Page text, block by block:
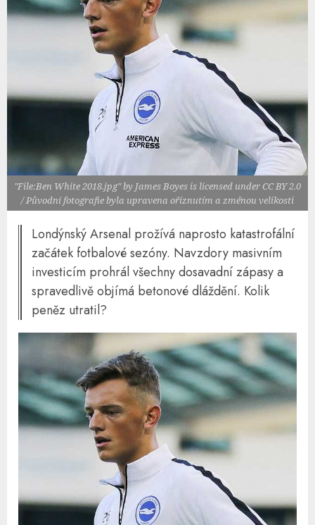
"File:Ben White 2018.jpg" by James Boyes is licensed under CC BY 2.0
/ Původní fotografie byla upravena oříznutím a změnou velikosti
Londýnský Arsenal prožívá naprosto katastrofální
začátek fotbalové sezóny. Navzdory masivním
investicím prohrál všechny dosavadní zápasy a
spravedlivě objímá betonové dláždění. Kolik
peněz utratil?